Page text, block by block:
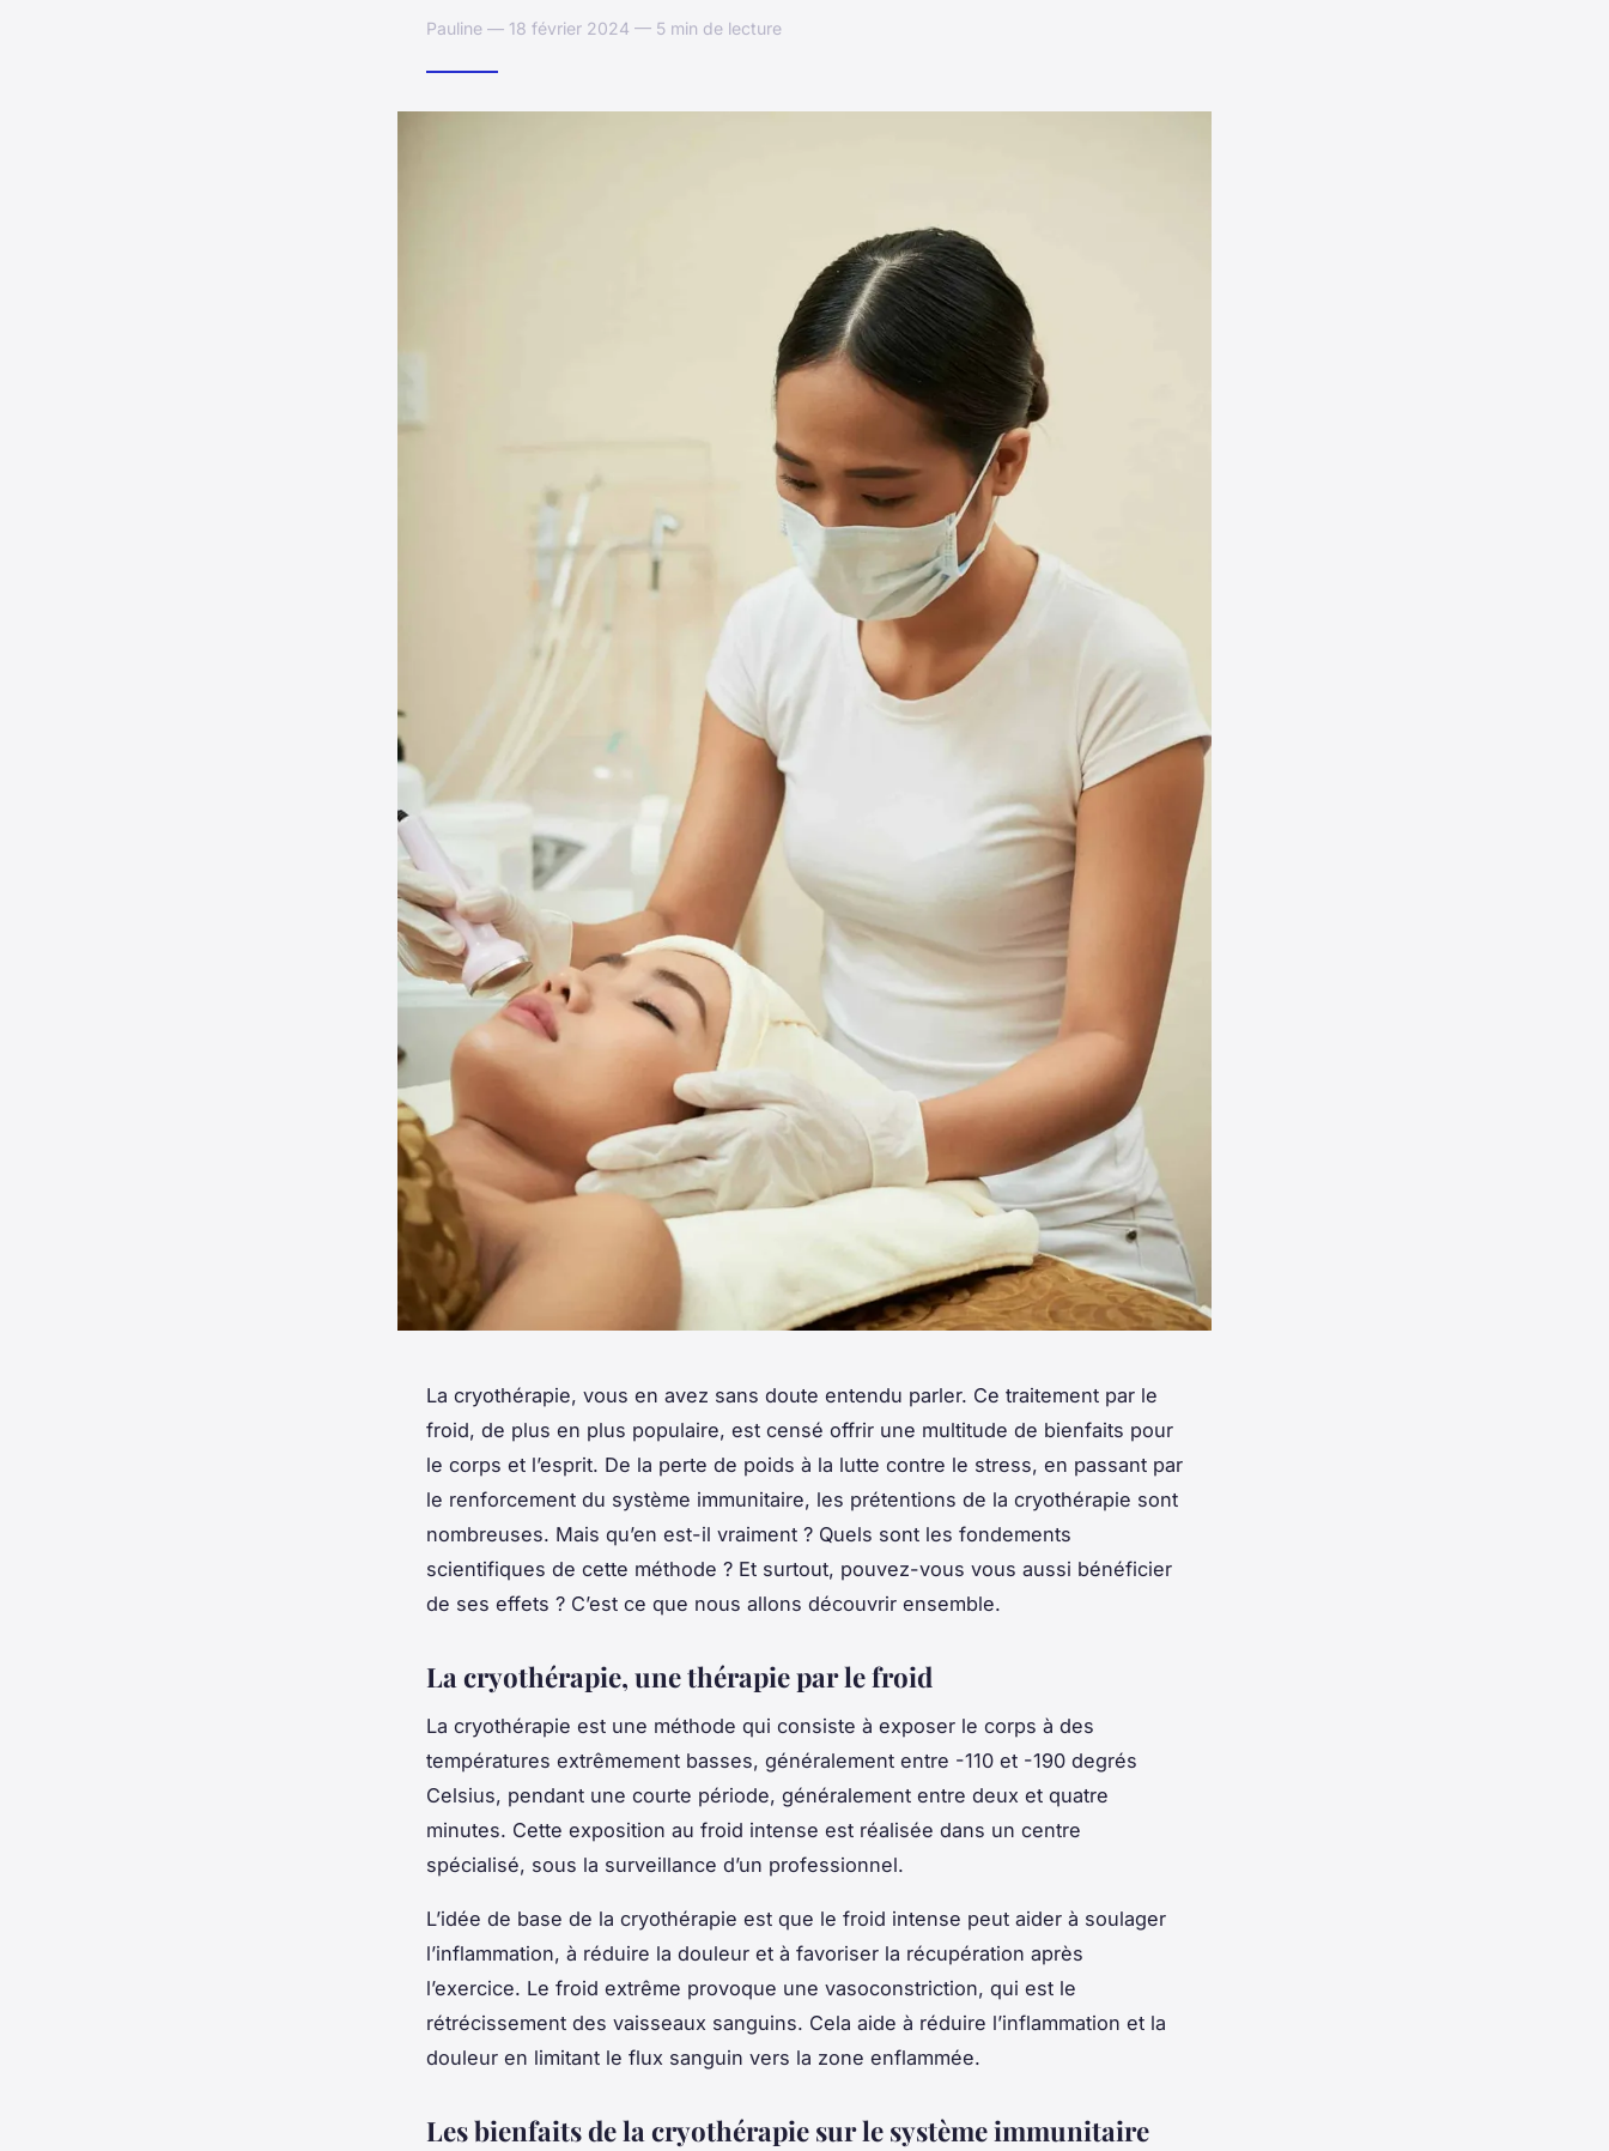
Pauline — 18 février 2024 — 5 min de lecture
La cryothérapie, vous en avez sans doute entendu parler. Ce traitement par le
froid, de plus en plus populaire, est censé offrir une multitude de bienfaits pour
le corps et l’esprit. De la perte de poids à la lutte contre le stress, en passant par
le renforcement du système immunitaire, les prétentions de la cryothérapie sont
nombreuses. Mais qu’en est-il vraiment ? Quels sont les fondements
scientifiques de cette méthode ? Et surtout, pouvez-vous vous aussi bénéficier
de ses effets ? C’est ce que nous allons découvrir ensemble.
La cryothérapie, une thérapie par le froid
La cryothérapie est une méthode qui consiste à exposer le corps à des
températures extrêmement basses, généralement entre -110 et -190 degrés
Celsius, pendant une courte période, généralement entre deux et quatre
minutes. Cette exposition au froid intense est réalisée dans un centre
spécialisé, sous la surveillance d’un professionnel.
L’idée de base de la cryothérapie est que le froid intense peut aider à soulager
l’inflammation, à réduire la douleur et à favoriser la récupération après
l’exercice. Le froid extrême provoque une vasoconstriction, qui est le
rétrécissement des vaisseaux sanguins. Cela aide à réduire l’inflammation et la
douleur en limitant le flux sanguin vers la zone enflammée.
Les bienfaits de la cryothérapie sur le système immunitaire